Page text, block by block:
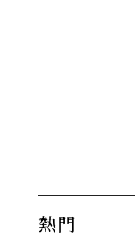
熱門